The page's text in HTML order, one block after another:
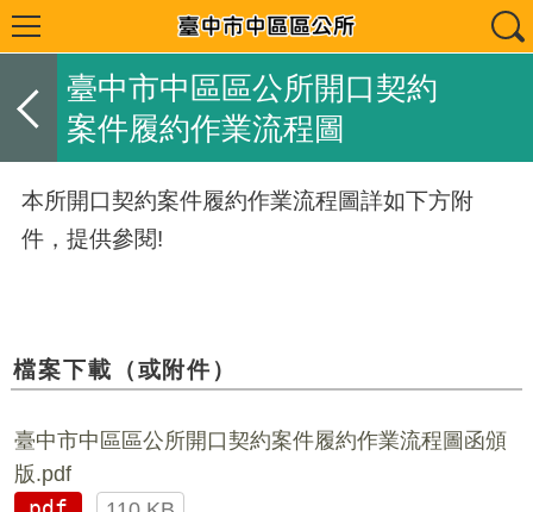
臺中市中區區公所開口契約
案件履約作業流程圖
本所開口契約案件履約作業流程圖詳如下方附
件，提供參閱!
檔案下載（或附件）
臺中市中區區公所開口契約案件履約作業流程圖函頒
版.pdf